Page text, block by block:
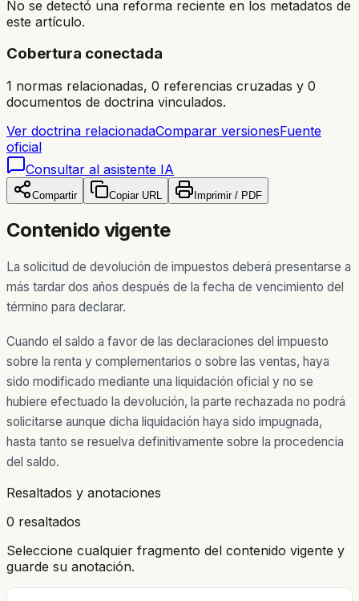
No se detectó una reforma reciente en los metadatos de
este artículo.
Cobertura conectada
1 normas relacionadas, 0 referencias cruzadas y 0
documentos de doctrina vinculados.
Ver doctrina relacionadaComparar versionesFuente
oficial
Consultar al asistente IA
Compartir Copiar URL Imprimir / PDF
Contenido vigente
La solicitud de devolución de impuestos deberá presentarse a
más tardar dos años después de la fecha de vencimiento del
término para declarar.
Cuando el saldo a favor de las declaraciones del impuesto
sobre la renta y complementarios o sobre las ventas, haya
sido modificado mediante una liquidación oficial y no se
hubiere efectuado la devolución, la parte rechazada no podrá
solicitarse aunque dicha liquidación haya sido impugnada,
hasta tanto se resuelva definitivamente sobre la procedencia
del saldo.
Resaltados y anotaciones
0 resaltados
Seleccione cualquier fragmento del contenido vigente y
guarde su anotación.